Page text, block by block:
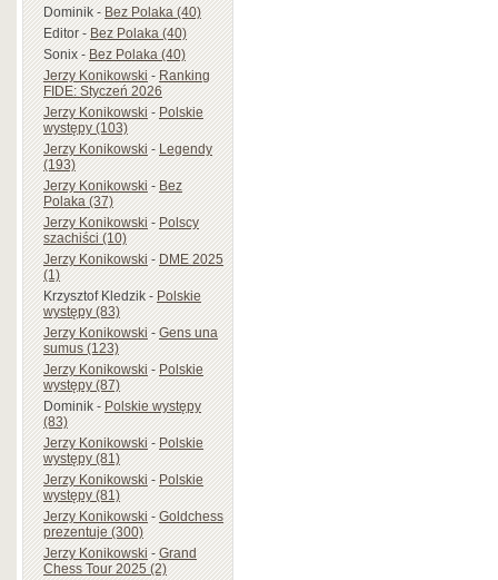
Dominik-Bez Polaka (40)
Editor-Bez Polaka (40)
Sonix-Bez Polaka (40)
Jerzy Konikowski-Ranking
FIDE: Styczeń 2026
Jerzy Konikowski-Polskie
występy (103)
Jerzy Konikowski-Legendy
(193)
Jerzy Konikowski-Bez
Polaka (37)
Jerzy Konikowski-Polscy
szachiści (10)
Jerzy Konikowski-DME 2025
(1)
Krzysztof Kledzik-Polskie
występy (83)
Jerzy Konikowski-Gens una
sumus (123)
Jerzy Konikowski-Polskie
występy (87)
Dominik-Polskie występy
(83)
Jerzy Konikowski-Polskie
występy (81)
Jerzy Konikowski-Polskie
występy (81)
Jerzy Konikowski-Goldchess
prezentuje (300)
Jerzy Konikowski-Grand
Chess Tour 2025 (2)